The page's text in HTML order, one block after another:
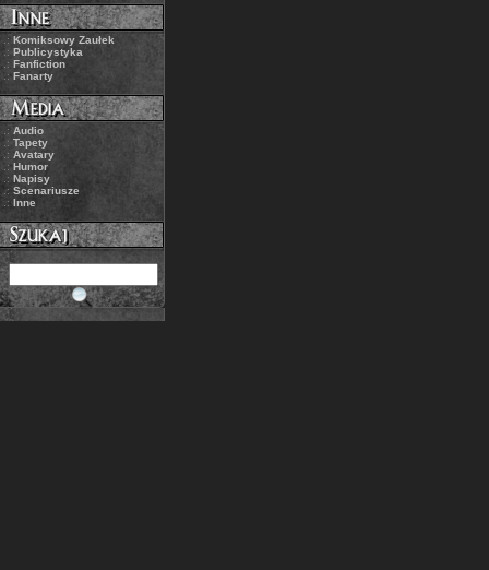
.: Komiksowy Zaułek
.: Publicystyka
.: Fanfiction
.:Fanarty
.: Audio
.: Tapety
.: Avatary
.:Humor
.: Napisy
.: Scenariusze
.: Inne